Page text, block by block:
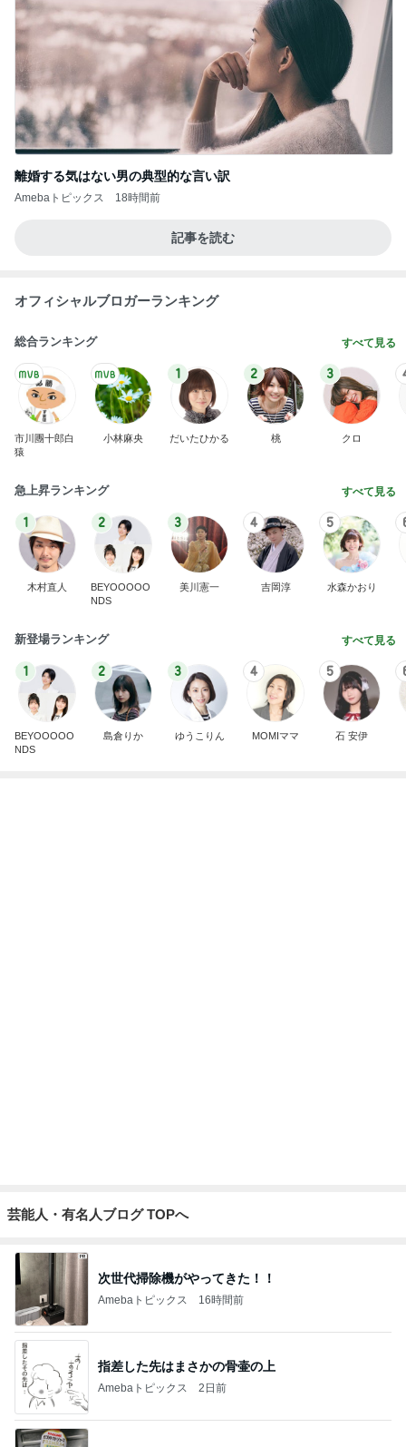
離婚する気はない男の典型的な言い訳
Amebaトピックス 18時間前
記事を読む
オフィシャルブロガーランキング
総合ランキング すべて見る
市川團十郎白
猿
小林麻央
1
だいたひかる
2
桃
3
クロ
急上昇ランキング すべて見る
1
木村直人
2
BEYOOOOO
NDS
3
美川憲一
4
吉岡淳
5
水森かおり
新登場ランキング すべて見る
1
BEYOOOOO
NDS
2
島倉りか
3
ゆうこりん
4
MOMIママ
5
石 安伊
芸能人・有名人ブログ TOPへ
次世代掃除機がやってきた！！
Amebaトピックス 16時間前
指差した先はまさかの骨壷の上
Amebaトピックス 2日前